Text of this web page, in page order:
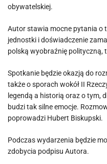
obywatelskiej.
Autor stawia mocne pytania o
jednostki i doświadczenie
polską wyobraźnię polityczną,
Spotkanie będzie okazją do
także o sporach wokół II
legendą a historią oraz o tym,
budzi tak silne emocje.
poprowadzi Hubert Biskupski.
Podczas wydarzenia będzie
zdobycia podpisu Autora.